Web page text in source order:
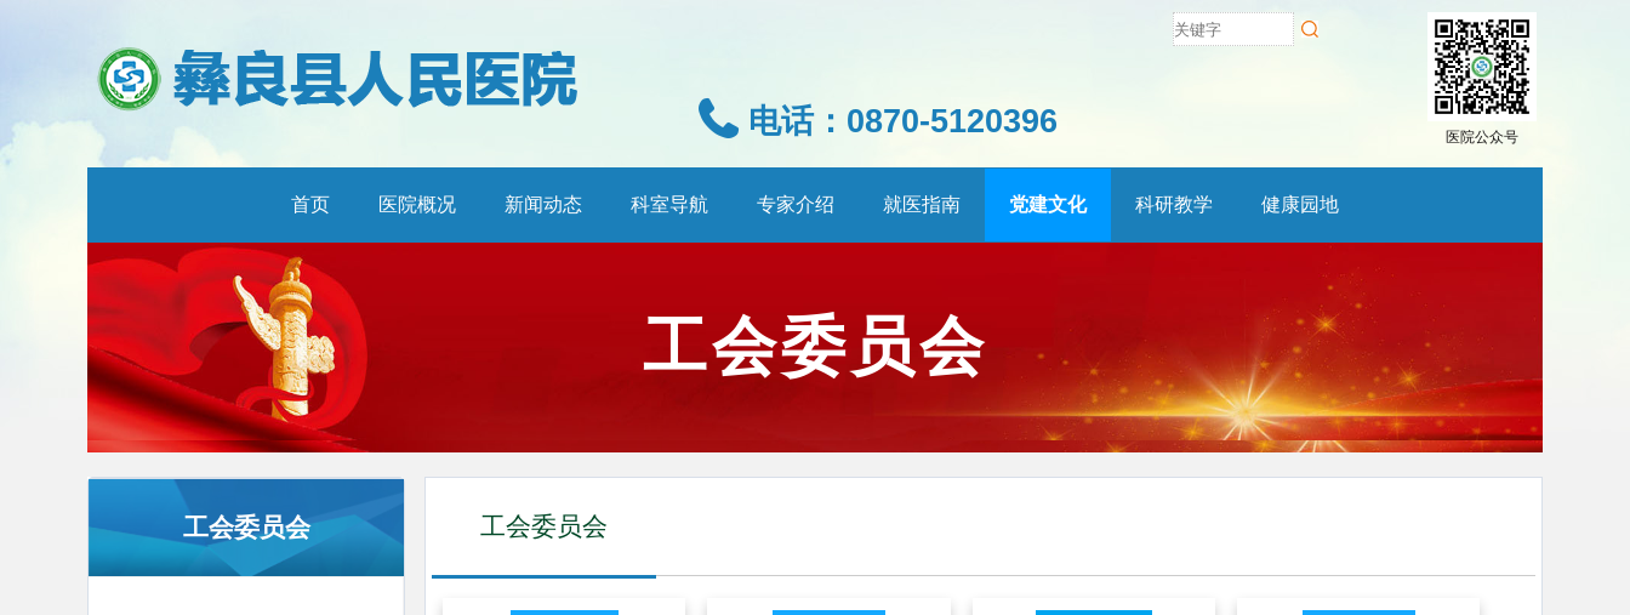
医院公众号
电话：0870-5120396
首页 医院概况 新闻动态 科室导航 专家介绍 就医指南 党建文化 科研教学 健康园地
工会委员会
工会委员会 工会委员会